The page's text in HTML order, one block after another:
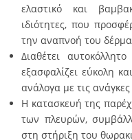
ελαστικό και
ιδιότητες, που
την αναπνοή του
Διαθέτει
εξασφαλίζει εύκολη
ανάλογα με τις
Η κατασκευή της
των πλευρών,
στη στήριξη του